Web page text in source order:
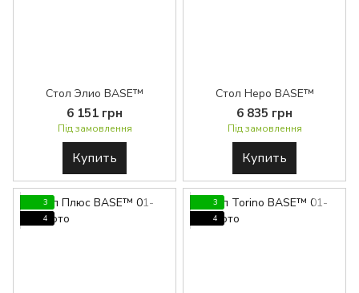
Стол Элио BASE™
6 151 грн
Під замовлення
Купить
Стол Неро BASE™
6 835 грн
Під замовлення
Купить
3
4
3
4